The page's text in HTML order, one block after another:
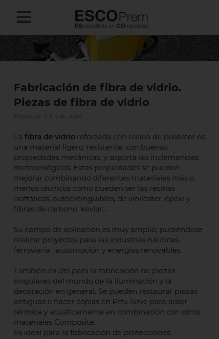
Fabricación de fibra de vidrio.
Piezas de fibra de vidrio
Proyectos - Fibra de vidrio
Lafibra de vidrio reforzada con resina de poliéster es
una material ligero, resistente, con buenas
propiedades mecánicas, y soporta las inclemencias
meteorológicas. Estas propiedades se pueden
mejorar combinando diferentes materiales más o
menos técnicos como pueden ser las resinas
Isoftálicas, autoextinguibles, de viniléster, epoxi y
fibras de carbono, kevlar...
Su campo de aplicación es muy amplio, pudiéndose
realizar proyectos para las industrias náuticas,
ferroviaria , automoción y energías renovables.
También es útil para la fabricación de piezas
singulares del mundo de la iluminación y la
decoración en general. Se pueden restaurar piezas
antiguas o hacer copias en Prfv. Sirve para aislar
térmica y acústicamente en combinación con otros
materiales Composite.
Es ideal para la fabricación de protecciones,